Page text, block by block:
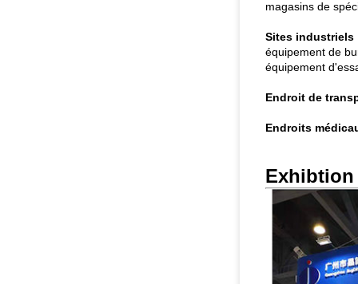
magasins de
Sites industriels
équipement de
équipement
Endroit de
Endroits
Exhibtion